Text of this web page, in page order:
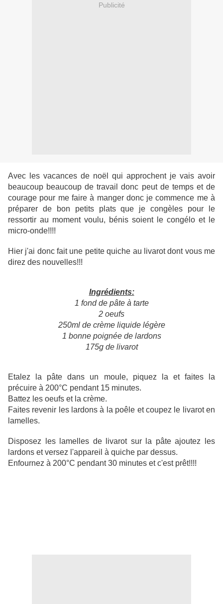
Publicité
Avec les vacances de noël qui approchent je vais avoir
beaucoup beaucoup de travail donc peut de temps et de
courage pour me faire à manger donc je commence me à
préparer de bon petits plats que je congèles pour le
ressortir au moment voulu, bénis soient le congélo et le
micro-onde!!!!
Hier j'ai donc fait une petite quiche au livarot dont vous me
direz des nouvelles!!!
Ingrédients:
1 fond de pâte à tarte
2 oeufs
250ml de crème liquide légère
1 bonne poignée de lardons
175g de livarot
Etalez la pâte dans un moule, piquez la et faites la
précuire à 200°C pendant 15 minutes.
Battez les oeufs et la crème.
Faites revenir les lardons à la poêle et coupez le livarot en
lamelles.
Disposez les lamelles de livarot sur la pâte ajoutez les
lardons et versez l'appareil à quiche par dessus.
Enfournez à 200°C pendant 30 minutes et c'est prêt!!!!